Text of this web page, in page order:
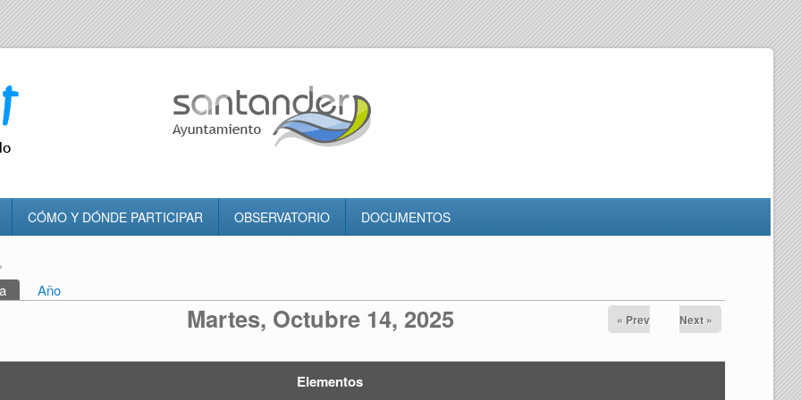
CÓMO Y DÓNDE PARTICIPAR OBSERVATORIO DOCUMENTOS
usted aquí
(solapa activa)
Año
Martes, Octubre 14, 2025 « Prev Next »
Elementos